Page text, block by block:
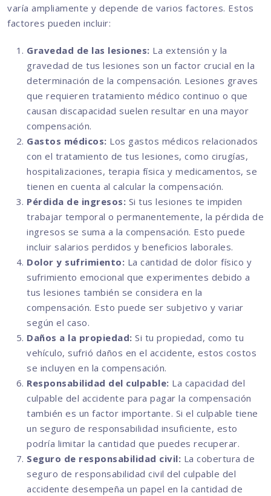
varía ampliamente y depende de varios factores. Estos
factores pueden incluir:
Gravedad de las lesiones: La extensión y la
gravedad de tus lesiones son un factor crucial en la
determinación de la compensación. Lesiones graves
que requieren tratamiento médico continuo o que
causan discapacidad suelen resultar en una mayor
compensación.
Gastos médicos: Los gastos médicos relacionados
con el tratamiento de tus lesiones, como cirugías,
hospitalizaciones, terapia física y medicamentos, se
tienen en cuenta al calcular la compensación.
Pérdida de ingresos: Si tus lesiones te impiden
trabajar temporal o permanentemente, la pérdida de
ingresos se suma a la compensación. Esto puede
incluir salarios perdidos y beneficios laborales.
Dolor y sufrimiento: La cantidad de dolor físico y
sufrimiento emocional que experimentes debido a
tus lesiones también se considera en la
compensación. Esto puede ser subjetivo y variar
según el caso.
Daños a la propiedad: Si tu propiedad, como tu
vehículo, sufrió daños en el accidente, estos costos
se incluyen en la compensación.
Responsabilidad del culpable: La capacidad del
culpable del accidente para pagar la compensación
también es un factor importante. Si el culpable tiene
un seguro de responsabilidad insuficiente, esto
podría limitar la cantidad que puedes recuperar.
Seguro de responsabilidad civil: La cobertura de
seguro de responsabilidad civil del culpable del
accidente desempeña un papel en la cantidad de